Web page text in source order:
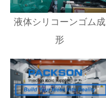
液体シリコーンゴム成
形